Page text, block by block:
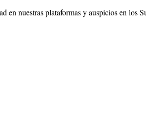
en nuestras plataformas y auspicios en los